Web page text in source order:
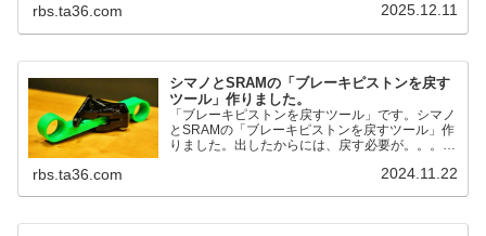
るようになりました。シンワ測定(Shinwa
Sokutei)￥1,375Amazon.c...
rbs.ta36.com 2025.12.11
シマノとSRAMの「ブレーキピストンを戻す
ツール」作りました。
「ブレーキピストンを戻すツール」です。シマノ
とSRAMの「ブレーキピストンを戻すツール」作
りました。出したからには、戻す必要が。。。で
だと。。。▶「ブレーキピストンを戻すツール」
るのかというと、出ているピス...
rbs.ta36.com 2024.11.22